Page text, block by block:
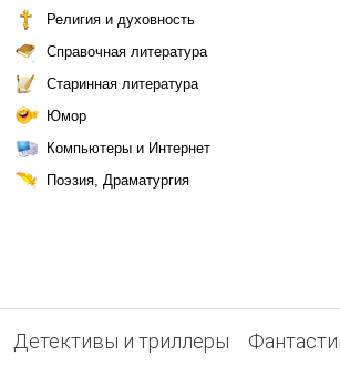
Религия и духовность
Справочная литература
Старинная литература
Юмор
Компьютеры и Интернет
Поэзия, Драматургия
Детективы и триллеры